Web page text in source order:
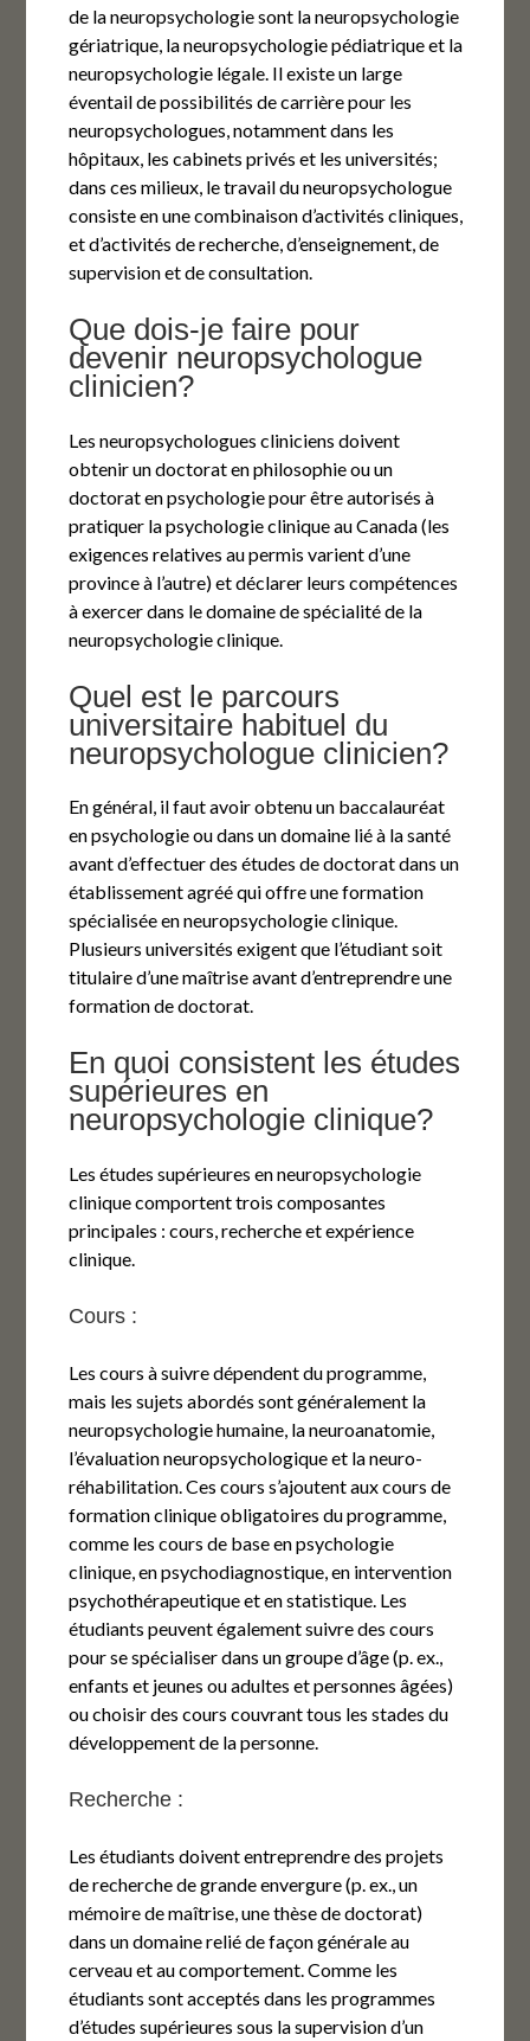
de la neuropsychologie sont la neuropsychologie
gériatrique, la neuropsychologie pédiatrique et la
neuropsychologie légale. Il existe un large
éventail de possibilités de carrière pour les
neuropsychologues, notamment dans les
hôpitaux, les cabinets privés et les universités;
dans ces milieux, le travail du neuropsychologue
consiste en une combinaison d’activités cliniques,
et d’activités de recherche, d’enseignement, de
supervision et de consultation.
Que dois-je faire pour
devenir neuropsychologue
clinicien?
Les neuropsychologues cliniciens doivent
obtenir un doctorat en philosophie ou un
doctorat en psychologie pour être autorisés à
pratiquer la psychologie clinique au Canada (les
exigences relatives au permis varient d’une
province à l’autre) et déclarer leurs compétences
à exercer dans le domaine de spécialité de la
neuropsychologie clinique.
Quel est le parcours
universitaire habituel du
neuropsychologue clinicien?
En général, il faut avoir obtenu un baccalauréat
en psychologie ou dans un domaine lié à la santé
avant d’effectuer des études de doctorat dans un
établissement agréé qui offre une formation
spécialisée en neuropsychologie clinique.
Plusieurs universités exigent que l’étudiant soit
titulaire d’une maîtrise avant d’entreprendre une
formation de doctorat.
En quoi consistent les études
supérieures en
neuropsychologie clinique?
Les études supérieures en neuropsychologie
clinique comportent trois composantes
principales : cours, recherche et expérience
clinique.
Cours :
Les cours à suivre dépendent du programme,
mais les sujets abordés sont généralement la
neuropsychologie humaine, la neuroanatomie,
l’évaluation neuropsychologique et la neuro-
réhabilitation. Ces cours s’ajoutent aux cours de
formation clinique obligatoires du programme,
comme les cours de base en psychologie
clinique, en psychodiagnostique, en intervention
psychothérapeutique et en statistique. Les
étudiants peuvent également suivre des cours
pour se spécialiser dans un groupe d’âge (p. ex.,
enfants et jeunes ou adultes et personnes âgées)
ou choisir des cours couvrant tous les stades du
développement de la personne.
Recherche :
Les étudiants doivent entreprendre des projets
de recherche de grande envergure (p. ex., un
mémoire de maîtrise, une thèse de doctorat)
dans un domaine relié de façon générale au
cerveau et au comportement. Comme les
étudiants sont acceptés dans les programmes
d’études supérieures sous la supervision d’un